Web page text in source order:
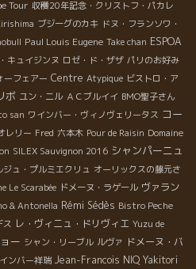
Tour 収穫20年記念・クリストフ・パカレ
ブジーグのカキ ドヌ・フランソワ・
Paul Louis Eugene Take chan ESPOA
キュイジンヌ ロゼ・ド・ザザ パリのお好み
ーフェアー Centre Atypique ビストロ・ア
ボ ユン・ニル ＡＣブルイイ BMO聖子さん
san ワインバー・ヴィノヴェリータス コー
レリー Fred 六本木 Pour de Raisin Domaine
SILEX Sauvignon 2016 シャンパーニュ
ュ・プルミエクリュ オーリックスの藤元さ
Le Scarabée ドメーヌ・ラゲール ヴァラン
& Antonella Rémi Sédès Bistro Peche
ス レ・ヴィニュ・ドリヴィエ Yuzu de
ー シャン・リーブル ルヴァ ドメーヌ・バ
ンバー祥瑞 Jean-Francois NIQ Yakitori